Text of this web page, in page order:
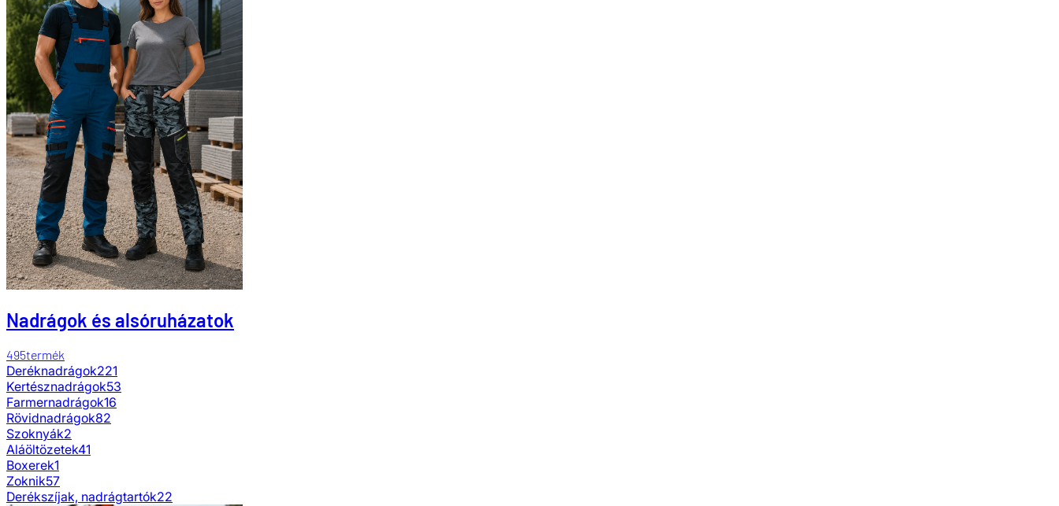
Nadrágok és alsóruházatok
495termék
Deréknadrágok221
Kertésznadrágok53
Farmernadrágok16
Rövidnadrágok82
Szoknyák2
Aláöltözetek41
Boxerek1
Zoknik57
Derékszíjak, nadrágtartók22